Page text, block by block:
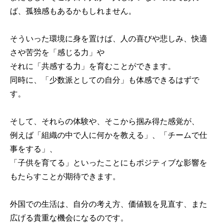
ば、孤独感もあるかもしれません。
そういった環境に身を置けば、人の喜びや悲しみ、快適
さや苦労を「感じる力」や
それに「共感する力」を育むことができます。
同時に、「少数派としての自分」も体感できるはずで
す。
そして、それらの体験や、そこから掴み得た感覚が、
例えば「組織の中で人に何かを教える」、「チームで仕
事をする」、
「子供を育てる」といったことにもポジティブな影響を
もたらすことが期待できます。
外国での生活は、自分の考え方、価値観を見直す、また
広げる貴重な機会になるのです。